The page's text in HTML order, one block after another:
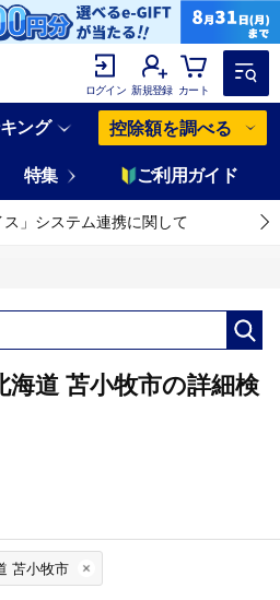
ログイン 新規登録 カート
ング 控除額を調べる
特集 ご利用ガイド
ス」システム連携に関して
道 苫小牧市の詳細検
苫小牧市